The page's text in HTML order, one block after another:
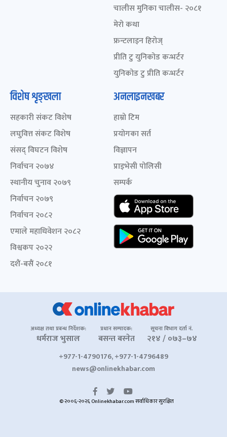
चालीस मुनिका चालीस- २०८१
मेरो कथा
फ्रन्टलाइन हिरोज्
प्रीति टु युनिकोड कन्भर्टर
युनिकोड टु प्रीति कन्भर्टर
विशेष शृङ्खला
सहकारी संकट विशेष
लघुवित्त संकट विशेष
संसद् विघटन विशेष
निर्वाचन २०७४
स्थानीय चुनाव २०७९
निर्वाचन २०७९
निर्वाचन २०८२
एमाले महाधिवेशन २०८२
विश्वकप २०२२
दशैं-बसैं २०८१
अनलाइनखबर
हाम्रो टिम
प्रयोगका सर्त
विज्ञापन
प्राइभेसी पोलिसी
सम्पर्क
अध्यक्ष तथा प्रबन्ध निर्देशक:
धर्मराज भुसाल
प्रधान सम्पादक:
बसन्त बस्नेत
सूचना विभाग दर्ता नं.
२१४ / ०७३–७४
+977-1-4790176, +977-1-4796489
news@onlinekhabar.com
© २००६-२०२६ Onlinekhabar.com सर्वाधिकार सुरक्षित